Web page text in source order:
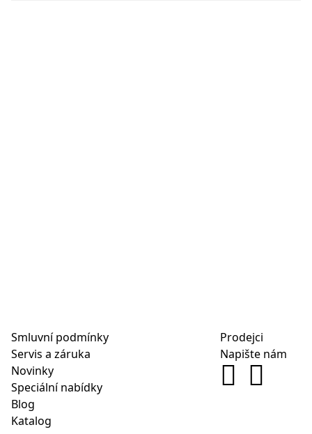
Smluvní podmínky
Servis a záruka
Novinky
Speciální nabídky
Blog
Katalog
Prodejci
Napište nám